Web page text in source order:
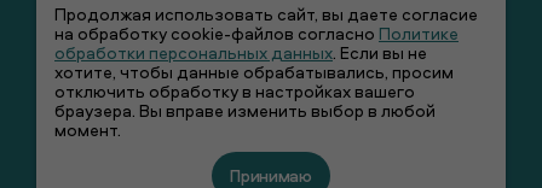
+7 (495) 66-00-106
info@smenawear.ru
Продолжая использовать сайт, вы даете согласие
на обработку cookie-файлов согласно Политике
обработки персональных данных. Если вы не
хотите, чтобы данные обрабатывались, просим
отключить обработку в настройках вашего
браузера. Вы вправе изменить выбор в любой
момент.
Принимаю